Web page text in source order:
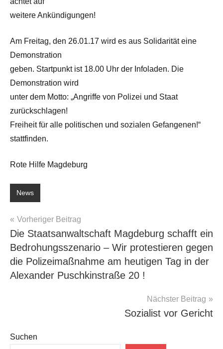
weitere Ankündigungen!
Am Freitag, den 26.01.17 wird es aus Solidarität eine
Demonstration
geben. Startpunkt ist 18.00 Uhr der Infoladen. Die
Demonstration wird
unter dem Motto: „Angriffe von Polizei und Staat
zurückschlagen!
Freiheit für alle politischen und sozialen Gefangenen!“
stattfinden.
Rote Hilfe Magdeburg
News
Beitragsnavigation
Vorheriger Beitrag
Die Staatsanwaltschaft Magdeburg schafft ein
Bedrohungsszenario – Wir protestieren gegen
die Polizeimaßnahme am heutigen Tag in der
Alexander Puschkinstraße 20 !
Nächster Beitrag
Sozialist vor Gericht
Suchen